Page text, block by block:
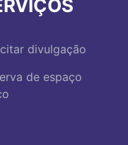
divulgação
de espaço